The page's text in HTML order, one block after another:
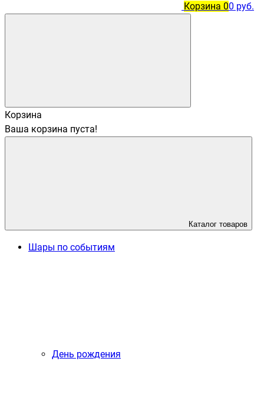
Корзина 00 руб.
Корзина
Ваша корзина пуста!
Каталог товаров
Шары по событиям
День рождения